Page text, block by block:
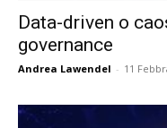
Data-driven o
governance
Andrea Lawendel - 11